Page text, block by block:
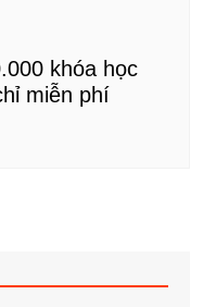
khóa học
miễn phí